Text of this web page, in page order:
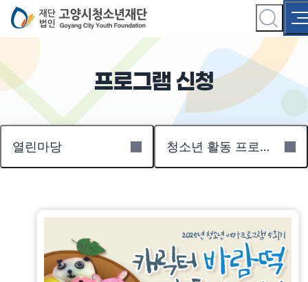
프로그램 신청
열린마당 청소년 활동 프로그램